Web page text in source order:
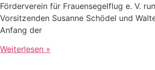
Förderverein für Frauensegelflug e. V.
Vorsitzenden Susanne Schödel und
Anfang der
Weiterlesen »